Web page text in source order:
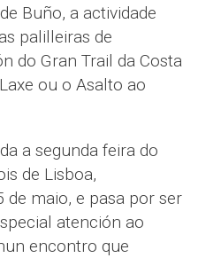
Buño, a actividade
palilleiras de
do Gran Trail da Costa
ou o Asalto ao
a segunda feira do
de Lisboa,
de maio, e pasa por ser
atención ao
encontro que